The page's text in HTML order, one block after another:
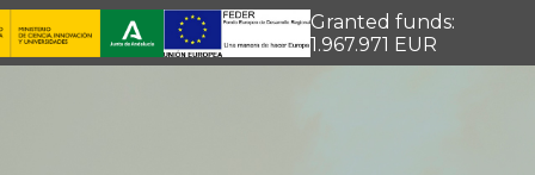
Granted funds:
1.967.971 EUR